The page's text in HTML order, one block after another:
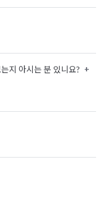
지 아시는 분 있니요? +